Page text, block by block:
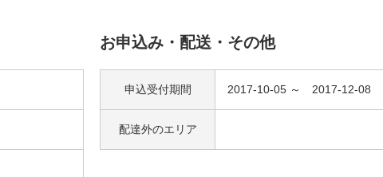
お申込み・配送・その他
申込受付期間 2017-10-05 ～ 2017-12-08
配達外のエリア